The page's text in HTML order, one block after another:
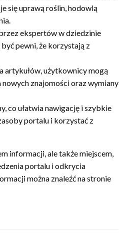
się uprawą roślin, hodowlą
ekspertów w dziedzinie
pewni, że korzystają z
artykułów, użytkownicy mogą
znajomości oraz wymiany
co ułatwia nawigację i szybkie
portalu i korzystać z
informacji, ale także miejscem,
portalu i odkrycia
można znaleźć na stronie